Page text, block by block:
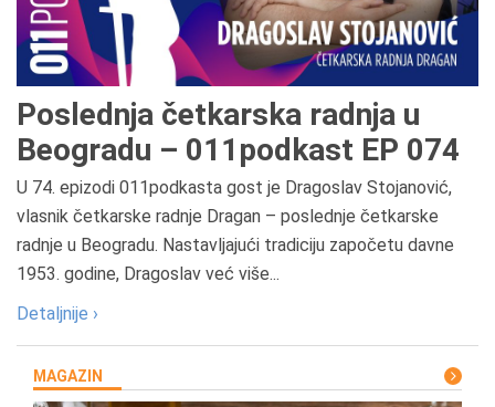
Poslednja četkarska radnja u
Beogradu – 011podkast EP 074
U 74. epizodi 011podkasta gost je Dragoslav Stojanović,
vlasnik četkarske radnje Dragan – poslednje četkarske
radnje u Beogradu. Nastavljajući tradiciju započetu davne
1953. godine, Dragoslav već više...
Detaljnije ›
MAGAZIN